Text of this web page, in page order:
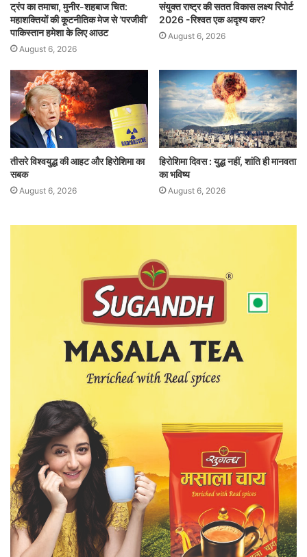
ट्रंप का तमाचा, मुनीर-शहबाज चित:
महाशक्तियों की कूटनीतिक मेज से ‘परजीवी’
पाकिस्तान हमेशा के लिए आउट
August 6, 2026
संयुक्त राष्ट्र की सतत विकास लक्ष्य रिपोर्ट
2026 -रिश्वत एक अदृश्य कर?
August 6, 2026
तीसरे विश्वयुद्ध की आहट और हिरोशिमा का
सबक
August 6, 2026
हिरोशिमा दिवस : युद्ध नहीं, शांति ही मानवता
का भविष्य
August 6, 2026